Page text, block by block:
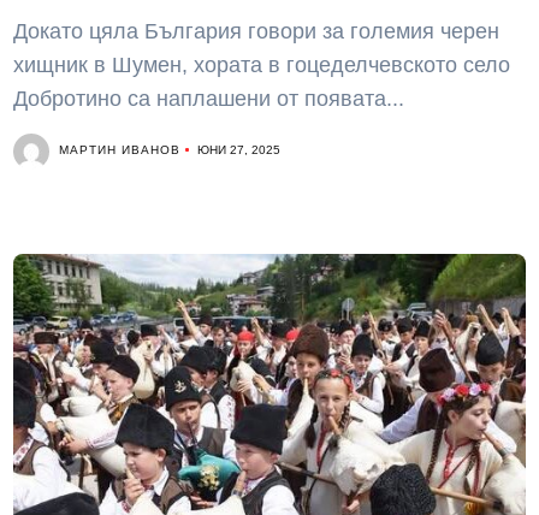
Докато цяла България говори за големия черен
хищник в Шумен, хората в гоцеделчевското село
Добротино са наплашени от появата...
МАРТИН ИВАНОВ ЮНИ 27, 2025